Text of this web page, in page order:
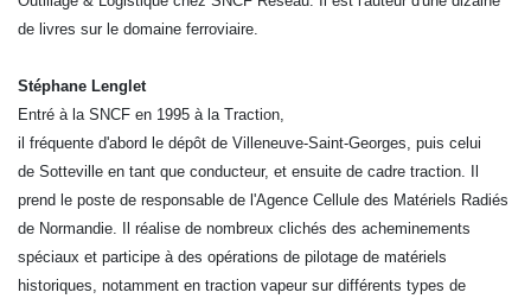
de livres sur le domaine ferroviaire.
Stéphane Lenglet
Entré à la SNCF en 1995 à la Traction,
il fréquente d'abord le dépôt de Villeneuve-Saint-Georges, puis celui
de Sotteville en tant que conducteur, et ensuite de cadre traction. Il
prend le poste de responsable de l'Agence Cellule des Matériels Radiés
de Normandie. Il réalise de nombreux clichés des acheminements
spéciaux et participe à des opérations de pilotage de matériels
historiques, notamment en traction vapeur sur différents types de